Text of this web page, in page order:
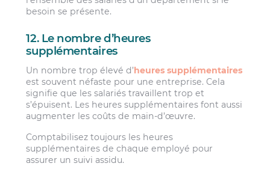
besoin se présente.
12. Le nombre d’heures
supplémentaires
Un nombre trop élevé d’heures supplémentaires
est souvent néfaste pour une entreprise. Cela
signifie que les salariés travaillent trop et
s’épuisent. Les heures supplémentaires font aussi
augmenter les coûts de main-d’œuvre.
Comptabilisez toujours les heures
supplémentaires de chaque employé pour
assurer un suivi assidu.